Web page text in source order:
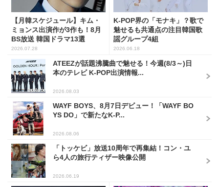
【月韓スケジュール】キム・
ミョンス出演作が3作も！8月
BS放送 韓国ドラマ13選
2026.07.28
K-POP界の「モナキ」？歌で
魅せるも共通点の注目韓国歌
謡グループ4組
2026.06.18
ATEEZが話題沸騰曲で魅せる！今週(8/3～)日
本のテレビ K-POP出演情報...
2026.08.03
WAYF BOYS、8月7日デビュー！「WAYF BO
YS DO」で新たなK-P...
2026.08.06
「トッケビ」放送10周年で再集結！コン・ユ
ら4人の旅行ティザー映像公開
2026.06.19